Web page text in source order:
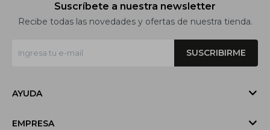
Suscríbete a nuestra newsletter
Recibe todas las novedades y ofertas de nuestra tienda.
SUSCRIBIRME
AYUDA
EMPRESA